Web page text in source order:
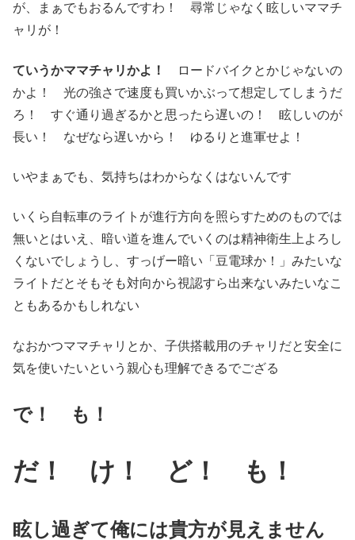
が、まぁでもおるんですわ！ 尋常じゃなく眩しいママチ
ャリが！
ていうかママチャリかよ！
ロードバイクとかじゃないの
かよ！ 光の強さで速度も買いかぶって想定してしまうだ
ろ！ すぐ通り過ぎるかと思ったら遅いの！ 眩しいのが
長い！ なぜなら遅いから！ ゆるりと進軍せよ！
いやまぁでも、気持ちはわからなくはないんです
いくら自転車のライトが進行方向を照らすためのものでは
無いとはいえ、暗い道を進んでいくのは精神衛生上よろし
くないでしょうし、すっげー暗い「豆電球か！」みたいな
ライトだとそもそも対向から視認すら出来ないみたいなこ
ともあるかもしれない
なおかつママチャリとか、子供搭載用のチャリだと安全に
気を使いたいという親心も理解できるでござる
で！ も！
だ！ け！ ど！ も！
眩し過ぎて俺には貴方が見えません